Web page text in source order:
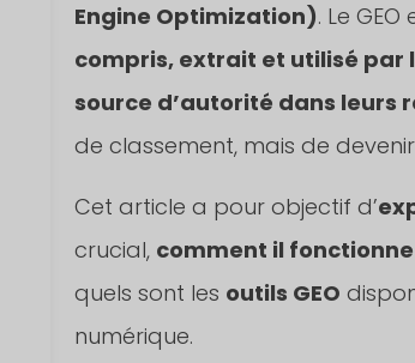
Engine Optimization). Le GEO
compris, extrait et utilisé par
source d’autorité dans leurs
de classement, mais de
Cet article a pour objectif d’
crucial, comment il fonctionne
quels sont les outils GEO
numérique.